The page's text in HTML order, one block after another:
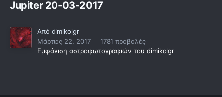
Jupiter 20-03-2017
Από dimikolgr
Μάρτιος 22, 2017
1781 προβολές
Εμφάνιση αστροφωτογραφιών του dimikolgr